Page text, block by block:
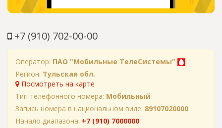
+7 (910) 702-00-00
Оператор: ПАО "Мобильные ТелеСистемы"
Регион: Тульская обл.
Посмотреть на карте
Тип телефонного номера: Мобильный
Запись номера в национальном виде: 89107020000
Начало диапазона: +7 (910) 7000000